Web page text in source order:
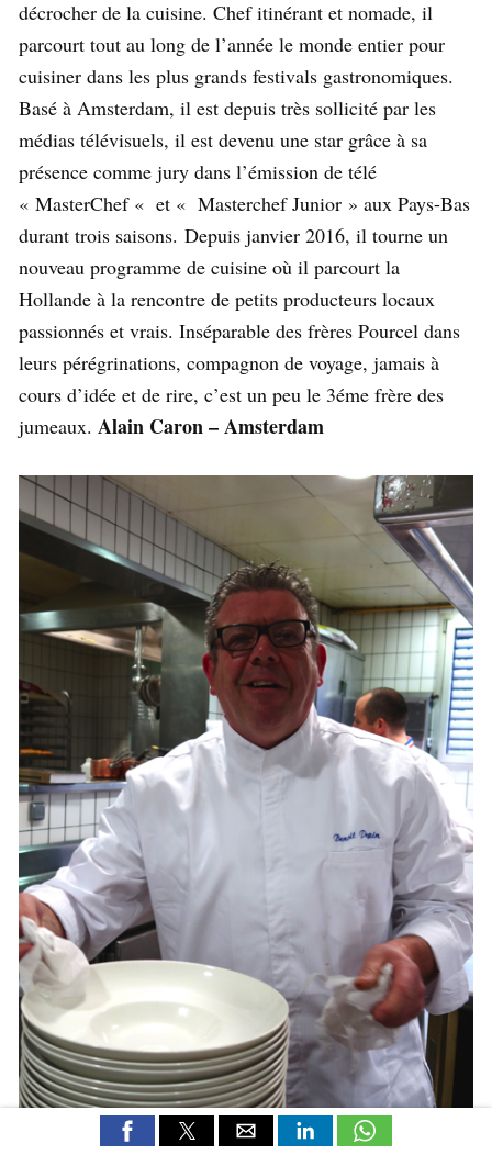
décrocher de la cuisine. Chef itinérant et nomade, il
parcourt tout au long de l’année le monde entier pour
cuisiner dans les plus grands festivals gastronomiques.
Basé à Amsterdam, il est depuis très sollicité par les
médias télévisuels, il est devenu une star grâce à sa
présence comme jury dans l’émission de télé
« MasterChef « et « Masterchef Junior » aux Pays-Bas
durant trois saisons. Depuis janvier 2016, il tourne un
nouveau programme de cuisine où il parcourt la
Hollande à la rencontre de petits producteurs locaux
passionnés et vrais. Inséparable des frères Pourcel dans
leurs pérégrinations, compagnon de voyage, jamais à
cours d’idée et de rire, c’est un peu le 3éme frère des
jumeaux. Alain Caron – Amsterdam